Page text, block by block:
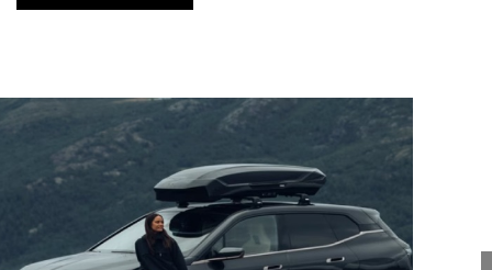
ПЛАТФОРМА ЗА ОРС